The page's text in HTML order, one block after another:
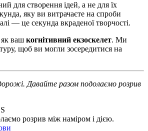
для створення ідей, а не для їх
яку ви витрачаєте на спроби
— це секунда вкраденої творчості.
ваш когнітивний екзоскелет. Ми
щоб ви могли зосередитися на
Давайте разом подолаємо розрив
розрив між наміром і дією.